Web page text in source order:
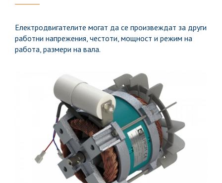
Електродвигателите могат да се произвеждат за други
работни напрежения, честоти, мощност и режим на
работа, размери на вала.